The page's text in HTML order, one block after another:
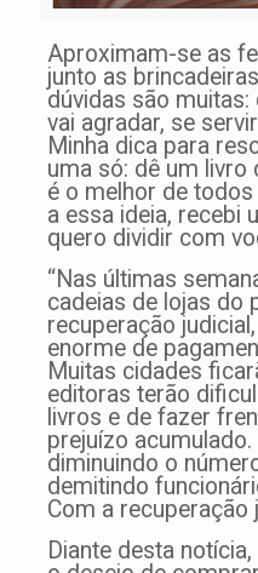
Aproximam-se as
junto as
dúvidas são
vai agradar, se
Minha dica para
uma só: dê um livro
é o melhor de
a essa ideia, recebi
quero dividir com
“Nas últimas
cadeias de lojas do
recuperação
enorme de
Muitas cidades
editoras terão
livros e de fazer
prejuízo
diminuindo o
demitindo
Com a recuperação
Diante desta